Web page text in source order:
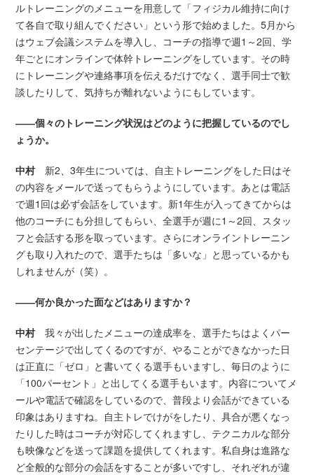
ルトレーニングのメニューを用意して「フィジカル維持に向け
て各自で取り組んでください」という形で始めました。5月から
はウェブ会議システムを導入し、コーチの指導で週1～2回、学
年ごとにオンラインで体幹トレーニングをしています。その時
にトレーニングや連絡事項を伝えるだけでなく、選手同士で歓
談したりして、気持ちが離れないようにもしています。
――個々のトレーニング状況はどのように把握しているのでし
ょうか。
中村新2、3年生については、自主トレーニングをした日はそ
の内容をメールで送ってもらうようにしています。あとは電話
で週1回は必ず会話をしています。新1年生が入ってきてからは
他のコーチにも分担してもらい、全選手が週に1～2回、スタッ
フと会話する形を取っています。さらにオンライントレーニン
グも取り入れたので、選手たちは「多いな」と思っているかも
しれませんが（笑）。
――何か良かった面などはありますか？
中村我々が出したメニューの達成率を、選手たちはよくパー
センテージで出してくるのですが、やることができなかった日
は正直に「ゼロ」と書いてくる選手もいますし、毎日のように
「100パーセント」と出してくる選手もいます。内容についてメ
ールや電話で確認をしているので、普段より会話ができている
印象はありますね。自主トレでけがをしたり、具合が悪くなっ
たりした時はコーチが対応してくれますし、テクニカルな部分
も映像などを送って課題を提供してくれます。私自身は進路な
ど全般的な部分の会話をすることが多いですし、それぞれが違